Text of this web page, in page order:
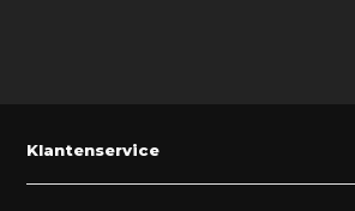
Klantenservice